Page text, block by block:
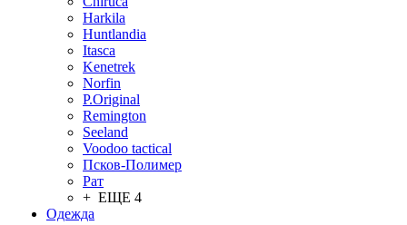
Harkila
Huntlandia
Itasca
Kenetrek
Norfin
P.Original
Remington
Seeland
Voodoo tactical
Псков-Полимер
Рат
+ ЕЩЕ 4
Одежда